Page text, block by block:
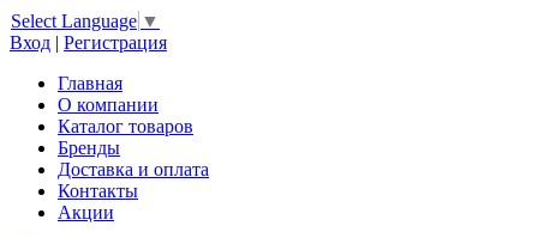
Select Language ▼
Вход | Регистрация
Главная
О компании
Каталог товаров
Бренды
Доставка и оплата
Контакты
Акции